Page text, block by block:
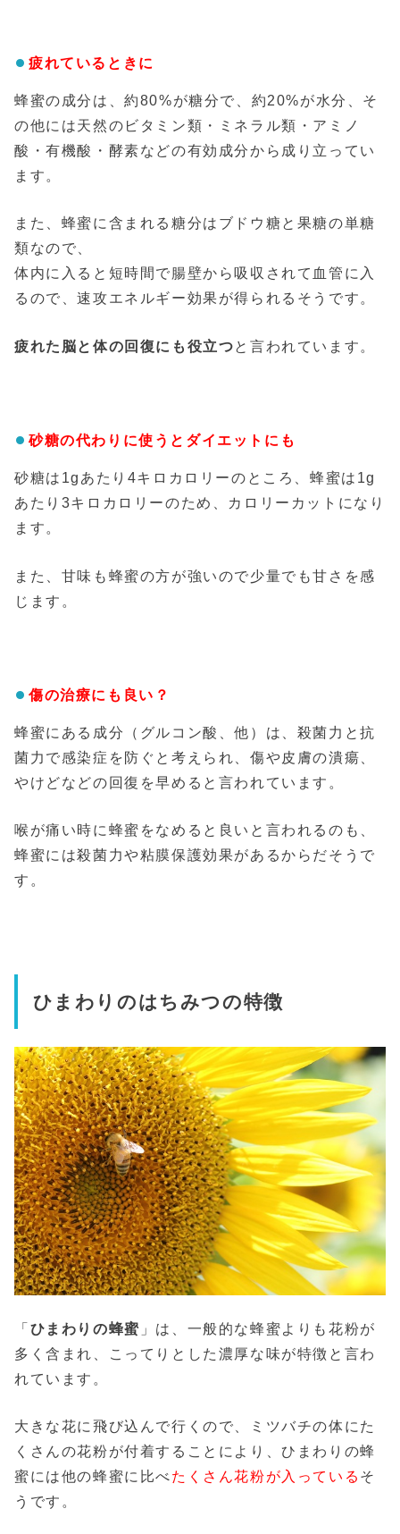
疲れているときに
蜂蜜の成分は、約80%が糖分で、約20%が水分、そ
の他には天然のビタミン類・ミネラル類・アミノ
酸・有機酸・酵素などの有効成分から成り立ってい
ます。
また、蜂蜜に含まれる糖分はブドウ糖と果糖の単糖
類なので、
体内に入ると短時間で腸壁から吸収されて血管に入
るので、速攻エネルギー効果が得られるそうです。
疲れた脳と体の回復にも役立つと言われています。
砂糖の代わりに使うとダイエットにも
砂糖は1gあたり4キロカロリーのところ、蜂蜜は1g
あたり3キロカロリーのため、カロリーカットになり
ます。
また、甘味も蜂蜜の方が強いので少量でも甘さを感
じます。
傷の治療にも良い？
蜂蜜にある成分（グルコン酸、他）は、殺菌力と抗
菌力で感染症を防ぐと考えられ、傷や皮膚の潰瘍、
やけどなどの回復を早めると言われています。
喉が痛い時に蜂蜜をなめると良いと言われるのも、
蜂蜜には殺菌力や粘膜保護効果があるからだそうで
す。
ひまわりのはちみつの特徴
「 ひまわりの蜂蜜 」は、一般的な蜂蜜よりも花粉が
多く含まれ、こってりとした濃厚な味が特徴と言わ
れています。
大きな花に飛び込んで行くので、ミツバチの体にた
くさんの花粉が付着することにより、ひまわりの蜂
蜜には他の蜂蜜に比べたくさん花粉が入っている そ
うです。